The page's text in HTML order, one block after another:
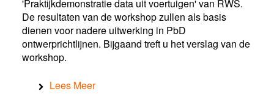
'Praktijkdemonstratie data uit voertuigen' van RWS.
De resultaten van de workshop zullen als basis
dienen voor nadere uitwerking in PbD
ontwerprichtlijnen. Bijgaand treft u het verslag van de
workshop.
Lees Meer